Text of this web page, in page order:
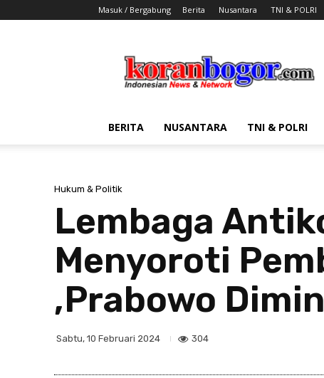
Masuk / Bergabung Berita Nusantara TNI & POLRI
Bogor
BERITA NUSANTARA TNI & POLRI
Hukum & Politik
Lembaga
Menyoroti
,Prabowo
Sabtu, 10 Februari 2024 304